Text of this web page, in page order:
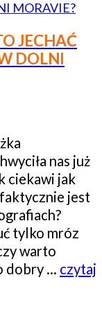
JECHAĆ
DOLNI
nas już
ciekawi jak
jest
tylko mróz
warto
dobry … czytaj